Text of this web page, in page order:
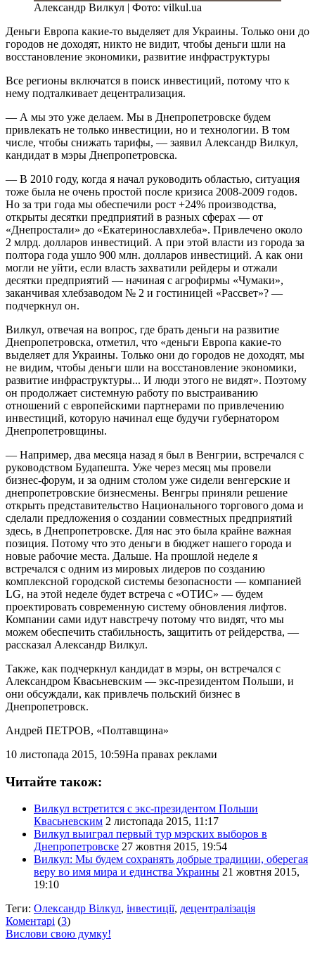
Александр Вилкул | Фото: vilkul.ua
Деньги Европа какие-то выделяет для Украины. Только они до
городов не доходят, никто не видит, чтобы деньги шли на
восстановление экономики, развитие инфраструктуры
Все регионы включатся в поиск инвестиций, потому что к
нему подталкивает децентрализация.
— А мы это уже делаем. Мы в Днепропетровске будем
привлекать не только инвестиции, но и технологии. В том
числе, чтобы снижать тарифы, — заявил Александр Вилкул,
кандидат в мэры Днепропетровска.
— В 2010 году, когда я начал руководить областью, ситуация
тоже была не очень простой после кризиса 2008-2009 годов.
Но за три года мы обеспечили рост +24% производства,
открыты десятки предприятий в разных сферах — от
«Днепростали» до «Екатеринославхлеба». Привлечено около
2 млрд. долларов инвестиций. А при этой власти из города за
полтора года ушло 900 млн. долларов инвестиций. А как они
могли не уйти, если власть захватили рейдеры и отжали
десятки предприятий — начиная с агрофирмы «Чумаки»,
заканчивая хлебзаводом № 2 и гостиницей «Рассвет»? —
подчеркнул он.
Вилкул, отвечая на вопрос, где брать деньги на развитие
Днепропетровска, отметил, что «деньги Европа какие-то
выделяет для Украины. Только они до городов не доходят, мы
не видим, чтобы деньги шли на восстановление экономики,
развитие инфраструктуры... И люди этого не видят». Поэтому
он продолжает системную работу по выстраиванию
отношений с европейскими партнерами по привлечению
инвестиций, которую начинал еще будучи губернатором
Днепропетровщины.
— Например, два месяца назад я был в Венгрии, встречался с
руководством Будапешта. Уже через месяц мы провели
бизнес-форум, и за одним столом уже сидели венгерские и
днепропетровские бизнесмены. Венгры приняли решение
открыть представительство Национального торгового дома и
сделали предложения о создании совместных предприятий
здесь, в Днепропетровске. Для нас это была крайне важная
позиция. Потому что это деньги в бюджет нашего города и
новые рабочие места. Дальше. На прошлой неделе я
встречался с одним из мировых лидеров по созданию
комплексной городской системы безопасности — компанией
LG, на этой неделе будет встреча с «ОТИС» — будем
проектировать современную систему обновления лифтов.
Компании сами идут навстречу потому что видят, что мы
можем обеспечить стабильность, защитить от рейдерства, —
рассказал Александр Вилкул.
Также, как подчеркнул кандидат в мэры, он встречался с
Александром Квасьневским — экс-президентом Польши, и
они обсуждали, как привлечь польский бизнес в
Днепропетровск.
Андрей ПЕТРОВ, «Полтавщина»
10 листопада 2015, 10:59На правах реклами
Читайте також:
Вилкул встретится с экс-президентом Польши
Квасьневским 2 листопада 2015, 11:17
Вилкул выиграл первый тур мэрских выборов в
Днепропетровске 27 жовтня 2015, 19:54
Вилкул: Мы будем сохранять добрые традиции, оберегая
веру во имя мира и единства Украины 21 жовтня 2015,
19:10
Теги: Олександр Вілкул, інвестиції, децентралізація
Коментарі (3)
Вислови свою думку!